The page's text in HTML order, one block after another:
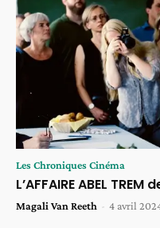
Les Chroniques Cinéma
L’AFFAIRE ABEL
Magali Van Reeth - 4 avril